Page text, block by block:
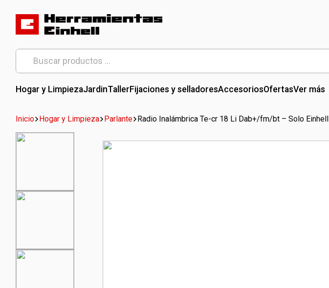
content
Herramientas Einhell
Distribuidor Oficial
Buscar
por:
Hogar y LimpiezaJardinTallerFijaciones y selladoresAccesoriosOfertasVer más
Inicio Hogar y Limpieza Parlante Radio Inalámbrica Te-cr 18 Li Dab+/fm/bt – Solo Einhell